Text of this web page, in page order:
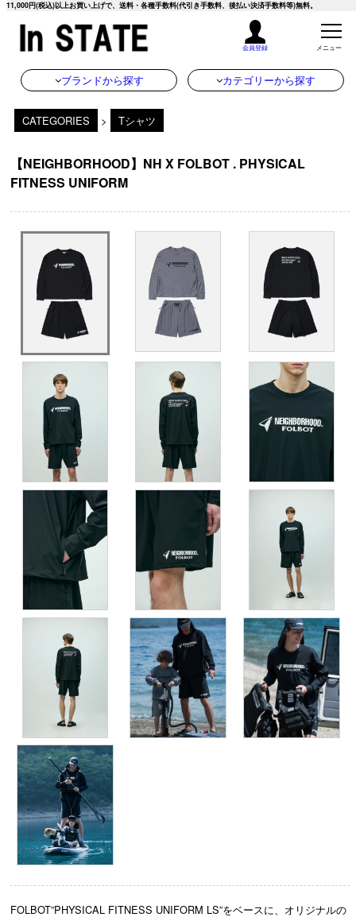
11,000円(税込)以上お買い上げで、送料・各種手数料(代引き手数料、後払い決済手数料等)無料。
メニュー
会員登録
ブランドから探す カテゴリーから探す
CATEGORIES > Tシャツ
【NEIGHBORHOOD】NH X FOLBOT . PHYSICAL
FITNESS UNIFORM
FOLBOT”PHYSICAL FITNESS UNIFORM LS”をベースに、オリジナルの